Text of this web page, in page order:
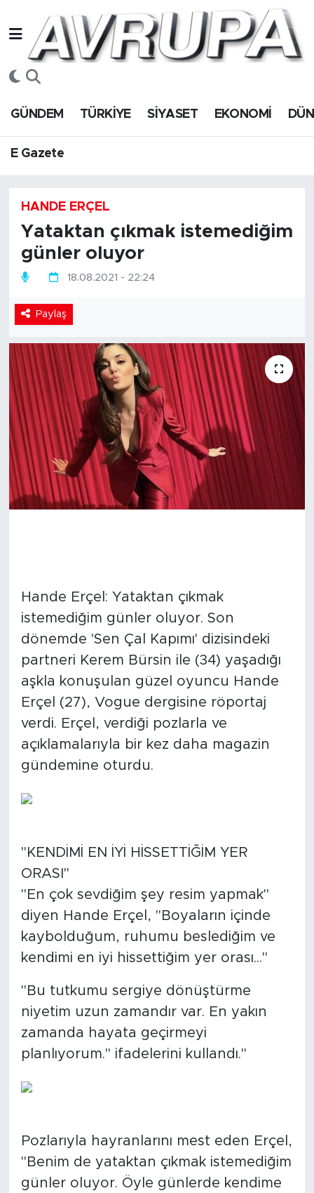
GÜNDEM TÜRKİYE SİYASET EKONOMİ
E Gazete
HANDE ERÇEL
Yataktan çıkmak istemediğim
günler oluyor
18.08.2021 - 22:24
Paylaş
Hande Erçel: Yataktan çıkmak
istemediğim günler oluyor. Son
dönemde 'Sen Çal Kapımı' dizisindeki
partneri Kerem Bürsin ile (34) yaşadığı
aşkla konuşulan güzel oyuncu Hande
Erçel (27), Vogue dergisine röportaj
verdi. Erçel, verdiği pozlarla ve
açıklamalarıyla bir kez daha magazin
gündemine oturdu.
"KENDİMİ EN İYİ HİSSETTİĞİM YER
ORASI"
"En çok sevdiğim şey resim yapmak"
diyen Hande Erçel, "Boyaların içinde
kaybolduğum, ruhumu beslediğim ve
kendimi en iyi hissettiğim yer orası..."
"Bu tutkumu sergiye dönüştürme
niyetim uzun zamandır var. En yakın
zamanda hayata geçirmeyi
planlıyorum." ifadelerini kullandı."
Pozlarıyla hayranlarını mest eden Erçel,
"Benim de yataktan çıkmak istemediğim
günler oluyor. Öyle günlerde kendime
GÜNDEM
EKONOMİ
SPOR
E Gazete
Hava Durumu
Tüm Manşetler
Haber Arşivi